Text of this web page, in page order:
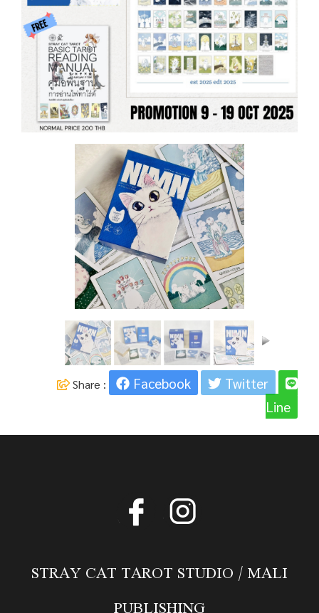
Share : Facebook
Twitter
Line
STRAY CAT TAROT STUDIO / MALI